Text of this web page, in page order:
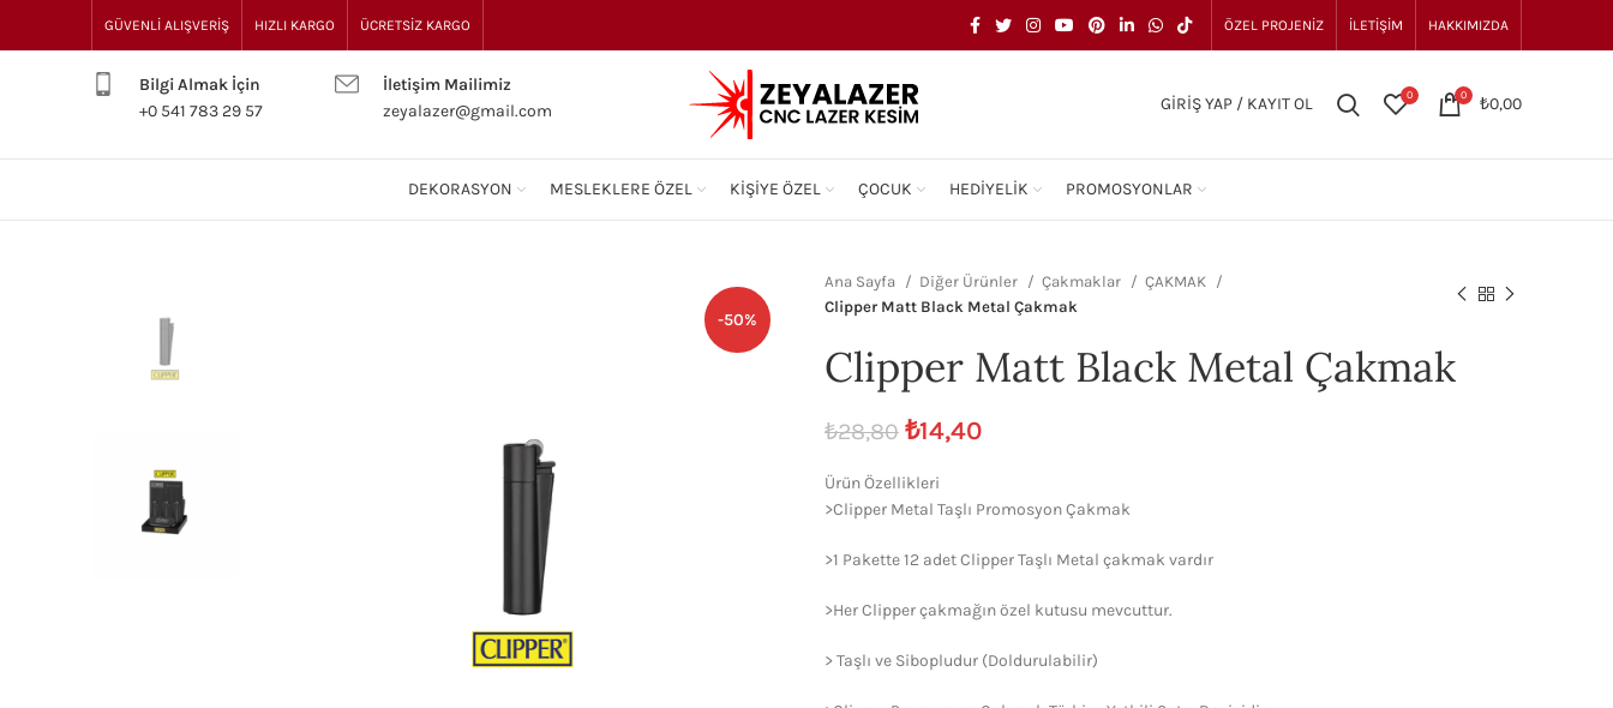
GÜVENLİ ALIŞVERİŞ HIZLI KARGO ÜCRETSİZ KARGO ÖZEL PROJENIZ İLETIŞIM HAKKIMIZDA
Bilgi Almak İçin
+0 541 783 29 57
İletişim Mailimiz
zeyalazer@gmail.com
GIRIŞ YAP / KAYIT OL 0 0 ₺0,00
DEKORASYON MESLEKLERE ÖZEL KIŞIYE ÖZEL ÇOCUK HEDIYELIK PROMOSYONLAR
-50%
Ana Sayfa Diğer Ürünler Çakmaklar
ÇAKMAK
Clipper Matt Black Metal Çakmak
Clipper Matt Black Metal Çakmak
₺28,80 ₺14,40
Ürün Özellikleri
>Clipper Metal Taşlı Promosyon Çakmak
>1 Pakette 12 adet Clipper Taşlı Metal çakmak vardır
>Her Clipper çakmağın özel kutusu mevcuttur.
> Taşlı ve Sibopludur (Doldurulabilir)